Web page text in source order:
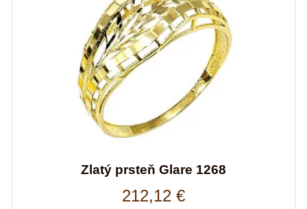
Zlatý prsteň Glare 1268
212,12 €